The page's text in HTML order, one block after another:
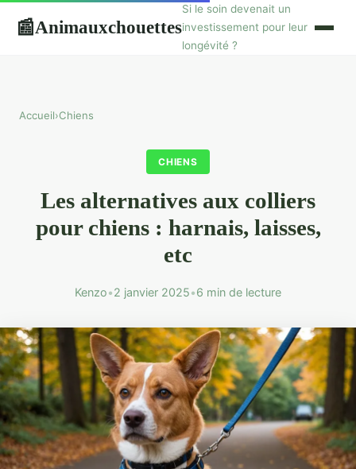
📰Animauxchouettes
Si le soin devenait un
investissement pour leur
longévité ?
Accueil›Chiens
CHIENS
Les alternatives aux colliers
pour chiens : harnais, laisses,
etc
Kenzo•2 janvier 2025•6 min de lecture